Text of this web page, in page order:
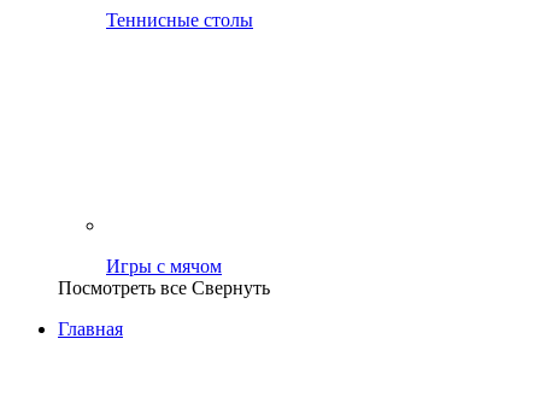
Теннисные столы
Игры с мячом
Посмотреть все Свернуть
Главная